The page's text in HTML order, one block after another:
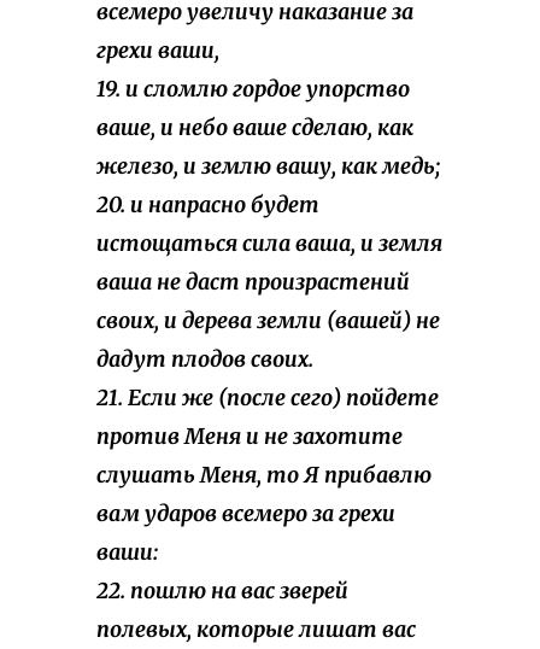
всемеро увеличу наказание за
грехи ваши,
19. и сломлю гордое упорство
ваше, и небо ваше сделаю, как
железо, и землю вашу, как медь;
20. и напрасно будет
истощаться сила ваша, и земля
ваша не даст произрастений
своих, и дерева земли (вашей) не
дадут плодов своих.
21. Если же (после сего) пойдете
против Меня и не захотите
слушать Меня, то Я прибавлю
вам ударов всемеро за грехи
ваши:
22. пошлю на вас зверей
полевых, которые лишат вас